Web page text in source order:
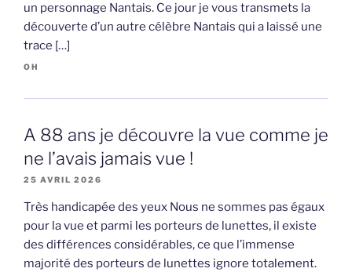
un personnage Nantais. Ce jour je vous transmets la
découverte d’un autre célèbre Nantais qui a laissé une
trace […]
OH
A 88 ans je découvre la vue comme je
ne l’avais jamais vue !
25 AVRIL 2026
Très handicapée des yeux Nous ne sommes pas égaux
pour la vue et parmi les porteurs de lunettes, il existe
des différences considérables, ce que l’immense
majorité des porteurs de lunettes ignore totalement.